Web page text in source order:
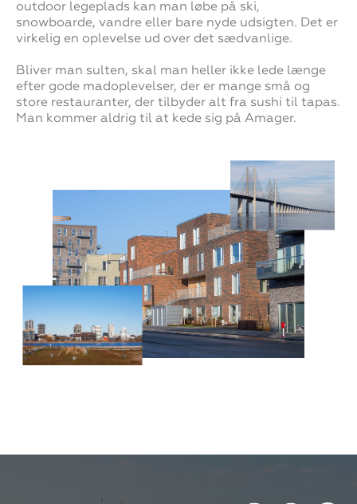
outdoor legeplads kan man løbe på ski,
snowboarde, vandre eller bare nyde udsigten. Det er
virkelig en oplevelse ud over det sædvanlige.
Bliver man sulten, skal man heller ikke lede længe
efter gode madoplevelser, der er mange små og
store restauranter, der tilbyder alt fra sushi til tapas.
Man kommer aldrig til at kede sig på Amager.